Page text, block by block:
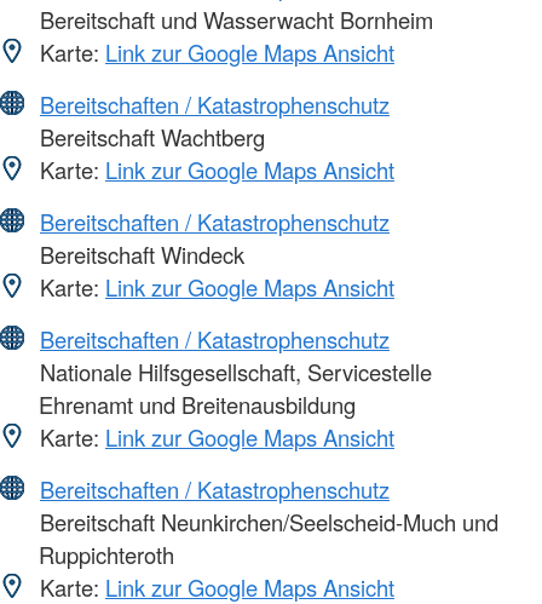
Bereitschaft und Wasserwacht Bornheim
Karte: Link zur Google Maps Ansicht
Bereitschaften / Katastrophenschutz
Bereitschaft Wachtberg
Karte: Link zur Google Maps Ansicht
Bereitschaften / Katastrophenschutz
Bereitschaft Windeck
Karte: Link zur Google Maps Ansicht
Bereitschaften / Katastrophenschutz
Nationale Hilfsgesellschaft, Servicestelle
Ehrenamt und Breitenausbildung
Karte: Link zur Google Maps Ansicht
Bereitschaften / Katastrophenschutz
Bereitschaft Neunkirchen/Seelscheid-Much und
Ruppichteroth
Karte: Link zur Google Maps Ansicht